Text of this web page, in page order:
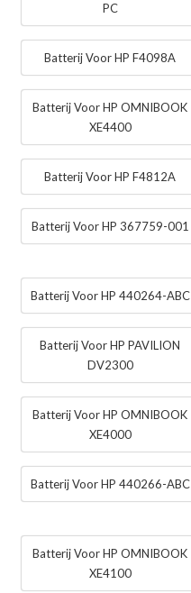
PC
Batterij Voor HP F4098A
Batterij Voor HP OMNIBOOK
XE4400
Batterij Voor HP F4812A
Batterij Voor HP 367759-001
Batterij Voor HP 440264-ABC
Batterij Voor HP PAVILION
DV2300
Batterij Voor HP OMNIBOOK
XE4000
Batterij Voor HP 440266-ABC
Batterij Voor HP OMNIBOOK
XE4100